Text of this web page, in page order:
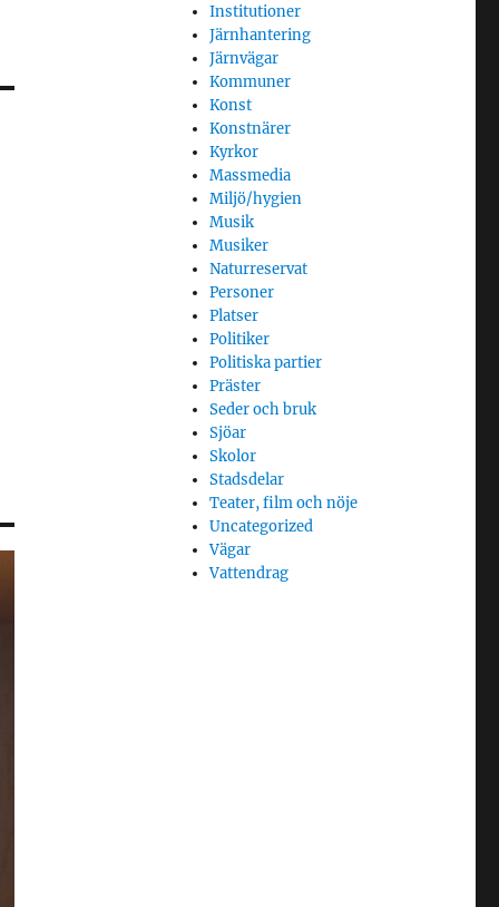
Institutioner
Järnhantering
Järnvägar
Kommuner
Konst
Konstnärer
Kyrkor
Massmedia
Miljö/hygien
Musik
Musiker
Naturreservat
Personer
Platser
Politiker
Politiska partier
Präster
Seder och bruk
Sjöar
Skolor
Stadsdelar
Teater, film och nöje
Uncategorized
Vägar
Vattendrag